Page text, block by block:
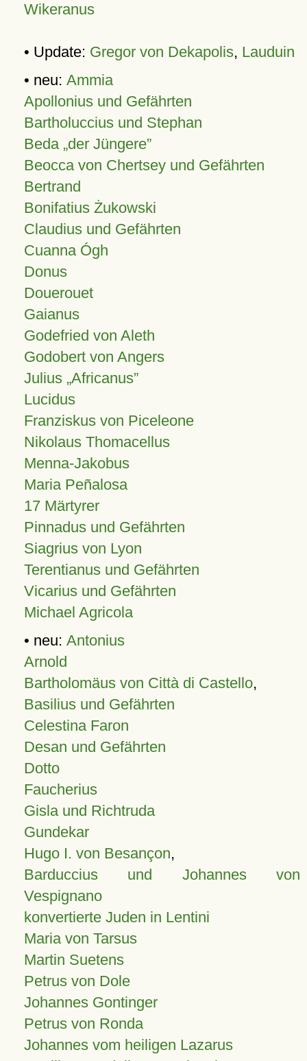
Wikeranus
• Update: Gregor von Dekapolis, Lauduin
• neu: Ammia
Apollonius und Gefährten
Bartholuccius und Stephan
Beda „der Jüngere”
Beocca von Chertsey und Gefährten
Bertrand
Bonifatius Żukowski
Claudius und Gefährten
Cuanna Ógh
Donus
Douerouet
Gaianus
Godefried von Aleth
Godobert von Angers
Julius Africanus
Lucidus
Franziskus von Piceleone
Nikolaus Thomacellus
Menna-Jakobus
Maria Peñalosa
17 Märtyrer
Pinnadus und Gefährten
Siagrius von Lyon
Terentianus und Gefährten
Vicarius und Gefährten
Michael Agricola
• neu: Antonius
Arnold
Bartholomäus von Città di Castello,
Basilius und Gefährten
Celestina Faron
Desan und Gefährten
Dotto
Faucherius
Gisla und Richtruda
Gundekar
Hugo I. von Besançon,
Barduccius und Johannes von
Vespignano
konvertierte Juden in Lentini
Maria von Tarsus
Martin Suetens
Petrus von Dole
Johannes Gontinger
Petrus von Ronda
Johannes vom heiligen Lazarus